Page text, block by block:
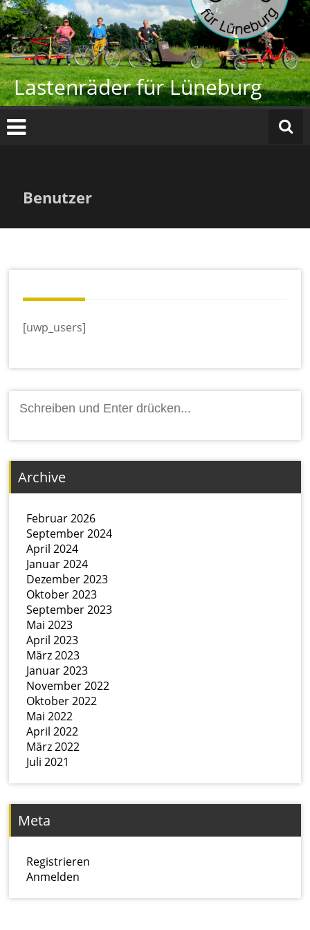
Zum
Inhalt
springen
Lastenräder für Lüneburg
Benutzer
[uwp_users]
nach:
Archive
Februar 2026
September 2024
April 2024
Januar 2024
Dezember 2023
Oktober 2023
September 2023
Mai 2023
April 2023
März 2023
Januar 2023
November 2022
Oktober 2022
Mai 2022
April 2022
März 2022
Juli 2021
Meta
Registrieren
Anmelden